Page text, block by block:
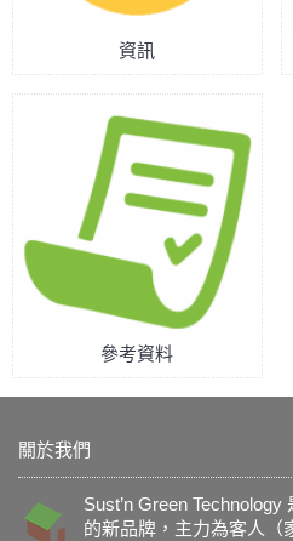
資訊
參考資料
關於我們
Sust’n Green
的新品牌，主力為客人（